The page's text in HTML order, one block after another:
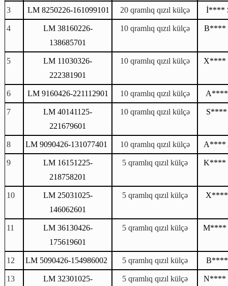
3 LM 8250226-161099101 20 qramlıq qızıl külçə İ****
4 LM38160226-
138685701
10 qramlıq qızıl külçə B****
5 LM 11030326-
222381901
10 qramlıq qızıl külçə X****
6 LM 9160426-221112901 10 qramlıq qızıl külçə
7 LM 40141125-
221679601
10 qramlıq qızıl külçə
8 LM 9090426-131077401 10 qramlıq qızıl külçə A****
9 LM16151225-
218758201
5 qramlıq qızıl külçə K****
10 LM25031025-
146062601
5 qramlıq qızıl külçə
11 LM36130426-
175619601
5 qramlıq qızıl külçə M****
12 LM 5090426-154986002 5 qramlıq qızıl külçə
13 LM32301025-
5 qramlıq qızıl külçə N****